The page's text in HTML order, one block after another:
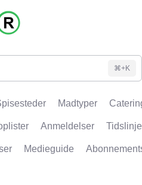
⌘+K
Madtyper
Anmeldelser Tidslinje
Medieguide